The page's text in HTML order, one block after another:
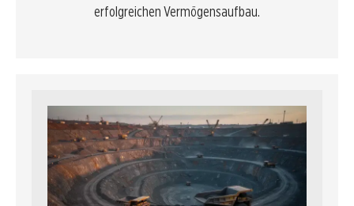
erfolgreichen Vermögensaufbau.